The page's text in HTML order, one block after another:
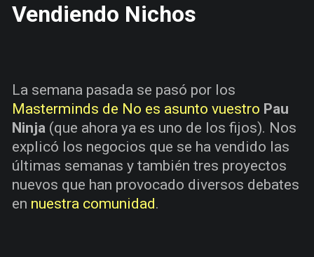
Vendiendo Nichos
La semana pasada se pasó por los
Masterminds de No es asunto vuestro Pau
Ninja (que ahora ya es uno de los fijos). Nos
explicó los negocios que se ha vendido las
últimas semanas y también tres proyectos
nuevos que han provocado diversos debates
en nuestra comunidad.